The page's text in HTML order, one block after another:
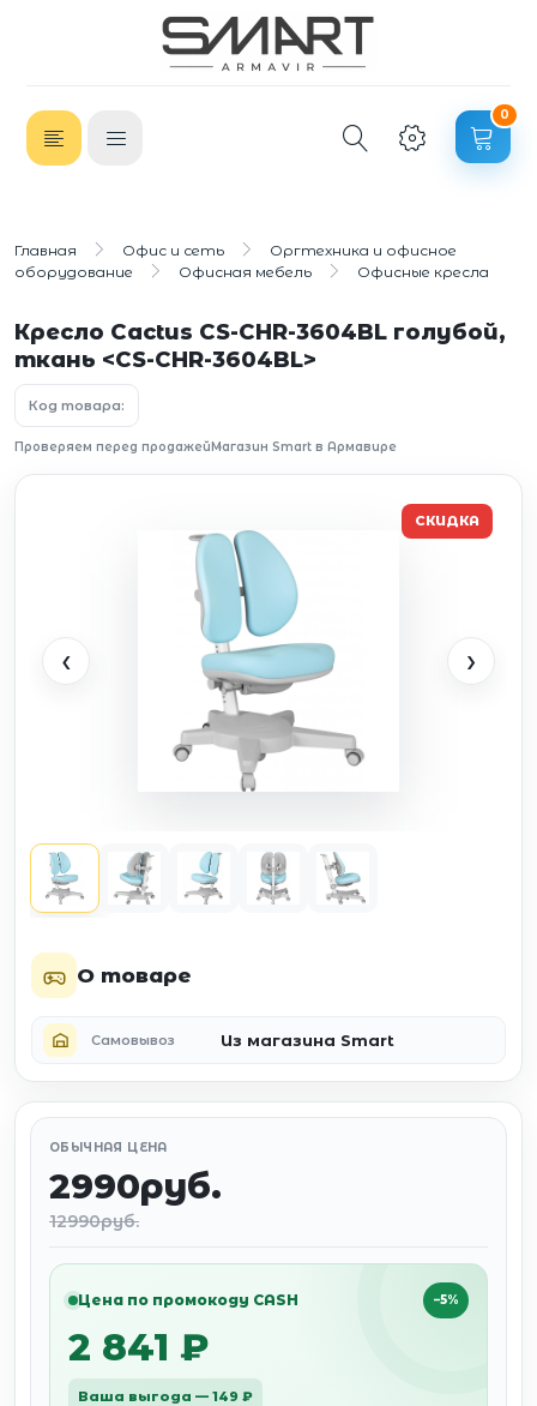
0
Главная Офис и сеть
Оргтехника и офисное
оборудование
Офисная мебель Офисные кресла
Кресло Cactus CS-CHR-3604BL голубой,
ткань <CS-CHR-3604BL>
Код товара:
Проверяем перед продажейМагазин Smart в Армавире
СКИДКА
‹ ›
О товаре
Самовывоз Из магазина Smart
ОБЫЧНАЯ ЦЕНА
2990руб.
12990руб.
Цена по промокоду CASH −5%
2 841 ₽
Ваша выгода — 149 ₽